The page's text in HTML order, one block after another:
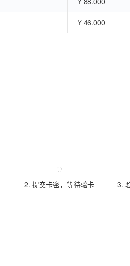
¥ 46.000
2. 提交卡密，等待验卡 3.